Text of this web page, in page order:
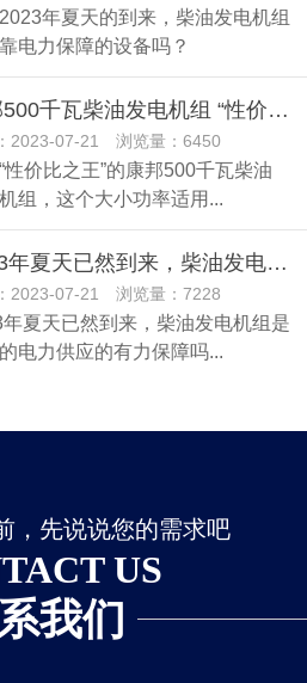
年夏天的到来，柴油发电机组
电力保障的设备吗？
康邦500千瓦柴油发电机组 “性价比之王”机组
2023-07-21 浏览量：6450
性价比之王”的康邦500千瓦柴油
组，这个大小功率适用...
2023年夏天已然到来，柴油发电机组是未来的电力供应的有力保障吗？
2023-07-21 浏览量：7228
夏天已然到来，柴油发电机组是
电力供应的有力保障吗...
，先说说您的需求吧
US
我们